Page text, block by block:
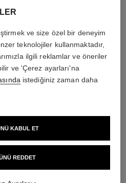
MATCH
ve size özel bir deneyim
teknolojiler kullanmaktadır,
ilgili reklamlar ve öneriler
ve 'Çerez ayarları'na
istediğiniz zaman daha
REDDET
KABUL ET